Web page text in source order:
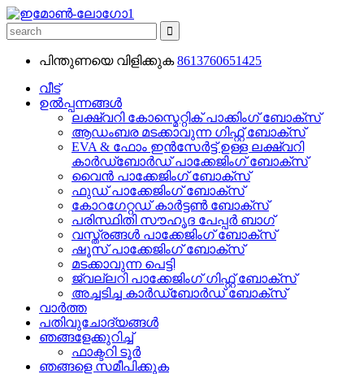
പിന്തുണയെ വിളിക്കുക 8613760651425
വീട്
ഉൽപ്പന്നങ്ങൾ
ലക്ഷ്വറി കോസ്മെറ്റിക് പാക്കിംഗ് ബോക്സ്
ആഡംബര മടക്കാവുന്ന ഗിഫ്റ്റ് ബോക്സ്
EVA & ഫോം ഇൻസേർട്ട് ഉള്ള ലക്ഷ്വറി
കാർഡ്ബോർഡ് പാക്കേജിംഗ് ബോക്സ്
വൈൻ പാക്കേജിംഗ് ബോക്സ്
ഫുഡ് പാക്കേജിംഗ് ബോക്സ്
കോറഗേറ്റഡ് കാർട്ടൺ ബോക്സ്
പരിസ്ഥിതി സൗഹൃദ പേപ്പർ ബാഗ്
വസ്ത്രങ്ങൾ പാക്കേജിംഗ് ബോക്സ്
ഷൂസ് പാക്കേജിംഗ് ബോക്സ്
മടക്കാവുന്ന പെട്ടി
ജ്വല്ലറി പാക്കേജിംഗ് ഗിഫ്റ്റ് ബോക്സ്
അച്ചടിച്ച കാർഡ്ബോർഡ് ബോക്സ്
വാർത്ത
പതിവുചോദ്യങ്ങൾ
ഞങ്ങളേക്കുറിച്ച്
ഫാക്ടറി ടൂർ
ഞങ്ങളെ സമീപിക്കുക